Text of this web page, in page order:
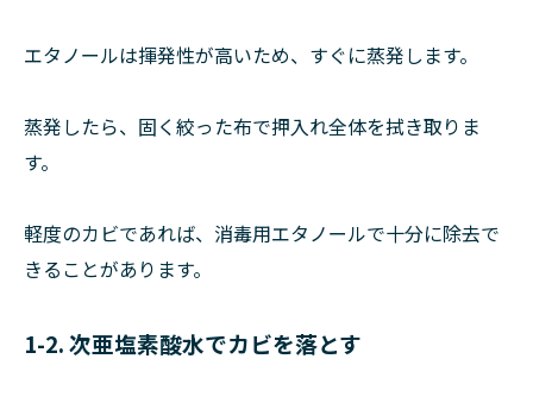
エタノールは揮発性が高いため、すぐに蒸発します。
蒸発したら、固く絞った布で押入れ全体を拭き取りま
す。
軽度のカビであれば、消毒用エタノールで十分に除去で
きることがあります。
1-2. 次亜塩素酸水でカビを落とす